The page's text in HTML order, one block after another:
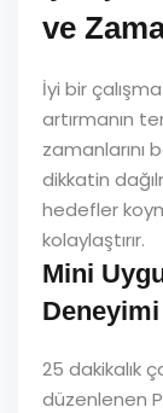
ve
İyi bir
artırmanın
zamanlarını
dikkatin
hedefler
kolaylaştırır.
Mini
Deneyimi
25 dakikalık
düzenlenen